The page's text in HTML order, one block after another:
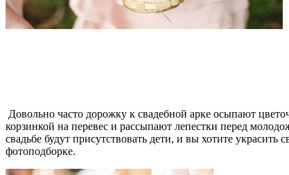
Довольно часто дорожку к свадебной арке осыпают
корзинкой на перевес и рассыпают лепестки перед
свадьбе будут присутствовать дети, и вы хотите
фотоподборке.